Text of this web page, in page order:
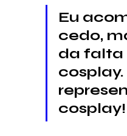
Eu
cedo,
da falta
cosplay!